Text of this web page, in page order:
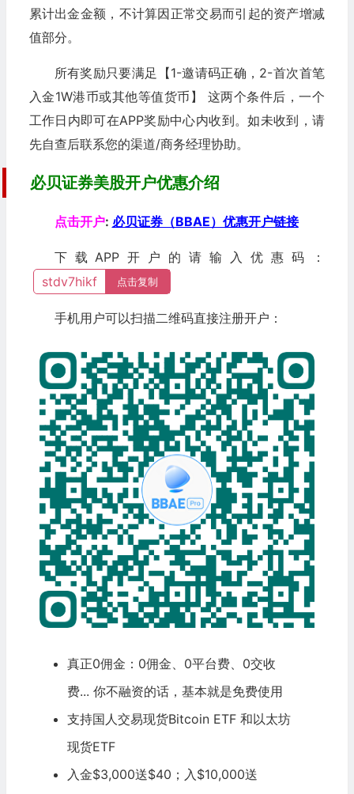
累计出金金额，不计算因正常交易而引起的资产增减
值部分。
所有奖励只要满足【1-邀请码正确，2-首次首笔
入金1W港币或其他等值货币】 这两个条件后，一个
工作日内即可在APP奖励中心内收到。如未收到，请
先自查后联系您的渠道/商务经理协助。
必贝证券美股开户优惠介绍
点击开户: 必贝证券（BBAE）优惠开户链接
下载APP开户的请输入优惠码：
点击复制
stdv7hikf
手机用户可以扫描二维码直接注册开户：
真正0佣金：0佣金、0平台费、0交收
费... 你不融资的话，基本就是免费使用
支持国人交易现货BitcoinETF 和以太坊
现货ETF
入金$3,000送$40；入$10,000送